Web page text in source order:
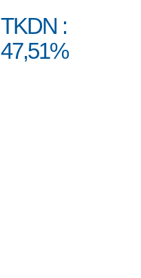
TKDN :
47,51%